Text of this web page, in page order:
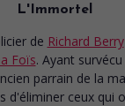
L'Immortel
de Richard Berry
Foïs. Ayant
parrain de la
d'éliminer ceux qui